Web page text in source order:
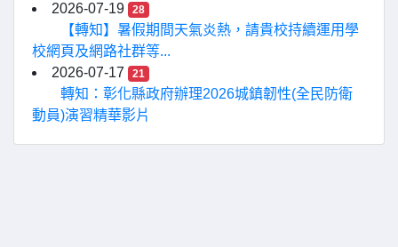
2026-07-19
28
【轉知】暑假期間天氣炎熱，請貴校持續運用學
校網頁及網路社群等...
2026-07-17
21
轉知：彰化縣政府辦理2026城鎮韌性(全民防衛
動員)演習精華影片